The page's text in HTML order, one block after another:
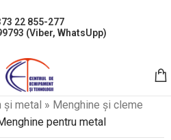
22 855-277
(Viber, WhatsUpp)
și metal » Menghine și cleme
pentru metal